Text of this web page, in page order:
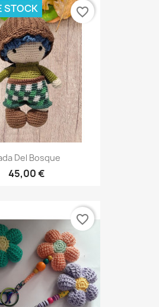
Del Bosque
45,00 €
STOCK favorite_border
favorite_border